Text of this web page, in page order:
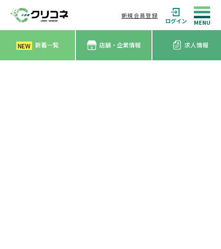
新規会員登録
ログイン
NEW 新着一覧 店舗・企業情報 求人情報